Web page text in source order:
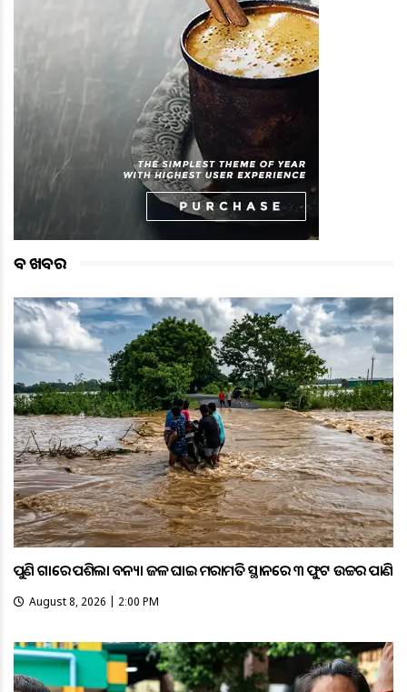
ବଡ ଖବର
ପୁଣି ଗାଁରେ ପଶିଲା ବନ୍ୟା ଜଳ ଘାଇ ମରାମତି ସ୍ଥାନରେ ୩ ଫୁଟ ଉଚ୍ଚର ପାଣି
August 8, 2026 | 2:00 PM